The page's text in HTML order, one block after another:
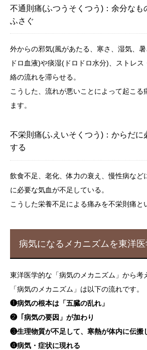
不通則痛(ふつうそくつう)：余分なも
ふさぐ
外からの邪気(風があたる、寒さ、湿気、
ドロ血液)や痰湿(ドロドロ水分)、ストレ
絡の流れを滞らせる。
こうした、流れが悪いことによって起こる
ます。
不栄則痛(ふえいそくつう)：からだに
する
飲食不足、老化、体力の衰え、慢性病など
に必要な気血が不足している。
こうした栄養不足による痛みを不栄則痛と
病気になるメカニズムを東洋
東洋医学的な「病気のメカニズム」から考
「病気のメカニズム」は以下の流れです。
❶病気の根本は「五臓の乱れ」
❷「病気の要因」が加わり
❸生理物質が不足して、寒熱が体内に伝搬
❹病気・症状に現れる